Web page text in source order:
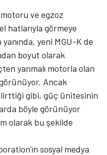
ve egzoz
hatlarıyla görmeye
yeni MGU-K de
boyut olarak
yanmalı motorla olan
Ancak
gibi, güç ünitesinin
böyle görünüyor
olarak bu şekilde
sosyal medya